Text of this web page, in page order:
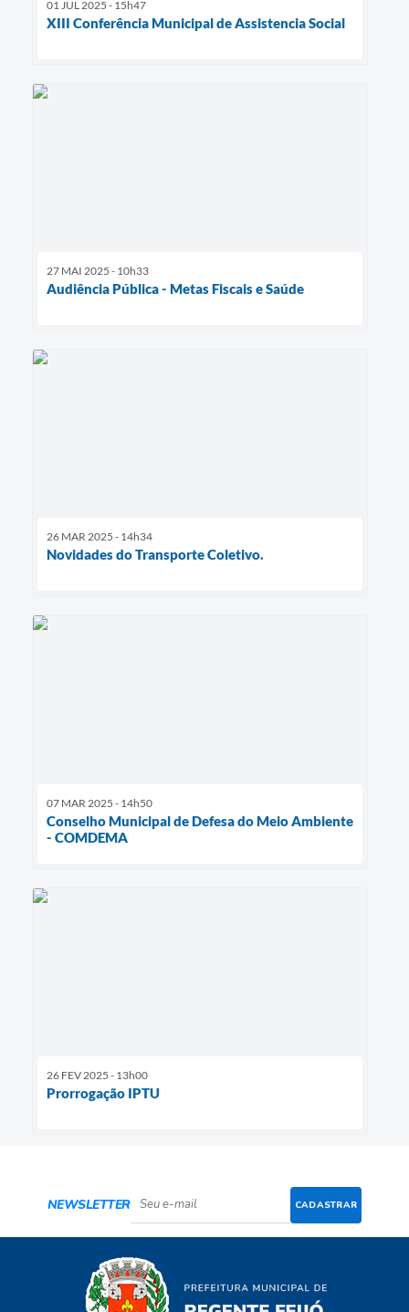
01 JUL 2025 - 15h47
XIII Conferência Municipal de Assistencia Social
27 MAI 2025 - 10h33
Audiência Pública - Metas Fiscais e Saúde
26 MAR 2025 - 14h34
Novidades do Transporte Coletivo.
07 MAR 2025 - 14h50
Conselho Municipal de Defesa do Meio Ambiente
- COMDEMA
26 FEV 2025 - 13h00
Prorrogação IPTU
NEWSLETTER CADASTRAR